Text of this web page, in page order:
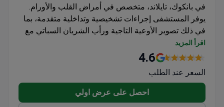
في بانكوك، تايلاند، متخصص في أمراض القلب والأورام.
يوفر المستشفى إجراءات تشخيصية وتداخلية متقدمة، بما
في ذلك تصوير الأوعية التاجية ورأب الشريان السباتي مع
اختياره بشكل متكرر من قبل المرضى من آسيا.
اقرأ المزيد
4.6
السعر عند الطلب
احصل على عرض اولي